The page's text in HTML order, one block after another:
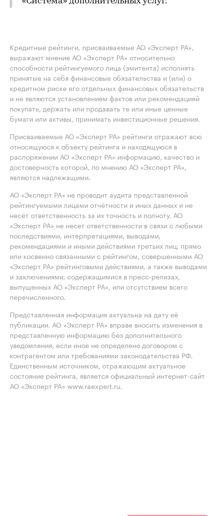
Кредитные рейтинги, присваиваемые АО «Эксперт РА»,
выражают мнение АО «Эксперт РА» относительно
способности рейтингуемого лица (эмитента) исполнять
принятые на себя финансовые обязательства и (или) о
кредитном риске его отдельных финансовых обязательств
и не являются установлением фактов или рекомендацией
покупать, держать или продавать те или иные ценные
бумаги или активы, принимать инвестиционные решения.
Присваиваемые АО «Эксперт РА» рейтинги отражают всю
относящуюся к объекту рейтинга и находящуюся в
распоряжении АО «Эксперт РА» информацию, качество и
достоверность которой, по мнению АО «Эксперт РА»,
являются надлежащими.
АО «Эксперт РА» не проводит аудита представленной
рейтингуемыми лицами отчётности и иных данных и не
несёт ответственность за их точность и полноту. АО
«Эксперт РА» не несет ответственности в связи с любыми
последствиями, интерпретациями, выводами,
рекомендациями и иными действиями третьих лиц, прямо
или косвенно связанными с рейтингом, совершенными АО
«Эксперт РА» рейтинговыми действиями, а также выводами
и заключениями, содержащимися в пресс-релизах,
выпущенных АО «Эксперт РА», или отсутствием всего
перечисленного.
Представленная информация актуальна на дату её
публикации. АО «Эксперт РА» вправе вносить изменения в
представленную информацию без дополнительного
уведомления, если иное не определено договором с
контрагентом или требованиями законодательства РФ.
Единственным источником, отражающим актуальное
состояние рейтинга, является официальный интернет-сайт
АО «Эксперт РА» www.raexpert.ru.